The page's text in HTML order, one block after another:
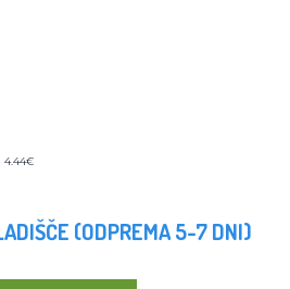
4.44€
(ODPREMA 5-7 DNI)